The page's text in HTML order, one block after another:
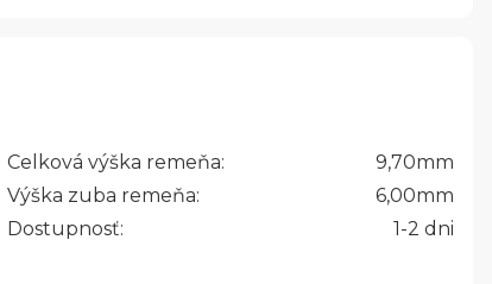
Celková výška remeňa: 9,70mm
Výška zuba remeňa:
6,00mm
Dostupnosť:
1-2 dni